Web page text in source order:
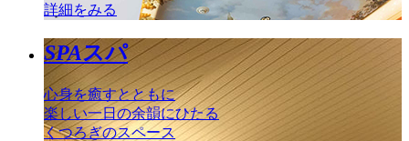
詳細をみる
SPAスパ
心身を癒すとともに
楽しい一日の余韻にひたる
くつろぎのスペース